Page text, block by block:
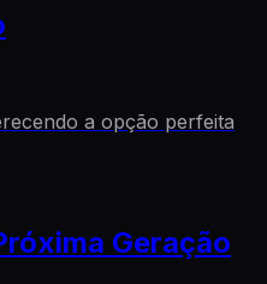
a opção perfeita
Geração